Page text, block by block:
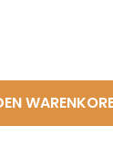
ein oder